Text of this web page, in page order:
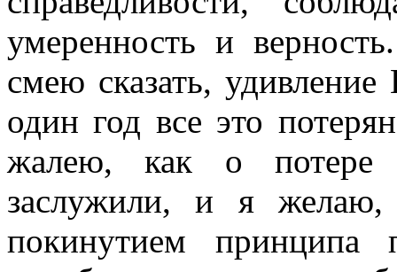
умеренность и
смею сказать,
один год все это
жалею, как о
заслужили, и я желаю,
покинутием принципа